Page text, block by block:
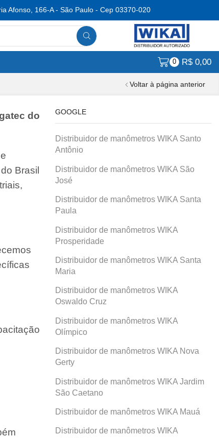
Afonso, 166-A - São Paulo - Cep 03370-020
0 R$0,00
Voltar à página anterior
do
Brasil
GOOGLE
Distribuidor de manômetros WIKA Santo
Antônio
Distribuidor de manômetros WIKA São
José
Distribuidor de manômetros WIKA Santa
Paula
Distribuidor de manômetros WIKA
Prosperidade
Distribuidor de manômetros WIKA Santa
Maria
Distribuidor de manômetros WIKA
Oswaldo Cruz
Distribuidor de manômetros WIKA
Olímpico
Distribuidor de manômetros WIKA Nova
Gerty
Distribuidor de manômetros WIKA Jardim
São Caetano
Distribuidor de manômetros WIKA Mauá
Distribuidor de manômetros WIKA